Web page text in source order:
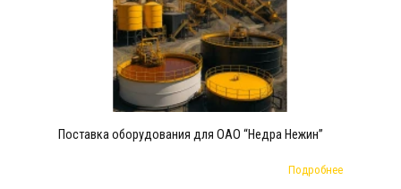
Поставка оборудования для ОАО “Недра Нежин”
Подробнее